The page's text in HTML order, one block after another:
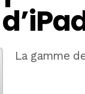
La gamme